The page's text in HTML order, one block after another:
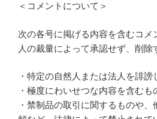
＜コメントについて＞
次の各号に掲げる内容を含むコメ
人の裁量によって承認せず、削除
・特定の自然人または法人を誹
・極度にわいせつな内容を含むも
・禁制品の取引に関するものや